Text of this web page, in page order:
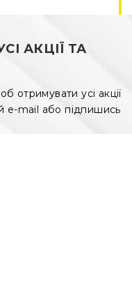
АКЦІЇ ТА
отримувати усі акції
e-mail або підпишись